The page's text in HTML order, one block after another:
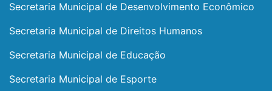
Secretaria Municipal de Desenvolvimento Econômico
Secretaria Municipal de Direitos Humanos
Secretaria Municipal de Educação
Secretaria Municipal de Esporte